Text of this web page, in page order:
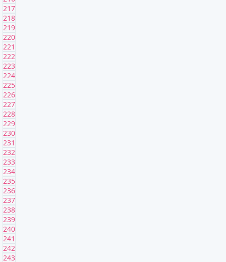
217
218
219
220
221
222
223
224
225
226
227
228
229
230
231
232
233
234
235
236
237
238
239
240
241
242
243